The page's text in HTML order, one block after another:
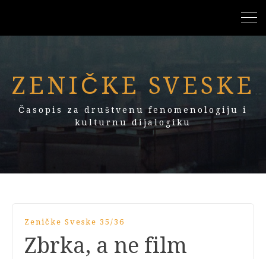
ZENIČKE SVESKE
Časopis za društvenu fenomenologiju i
kulturnu dijalogiku
Zeničke Sveske 35/36
Zbrka, a ne film